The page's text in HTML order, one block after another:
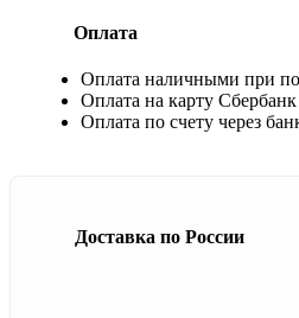
Оплата
Оплата наличными при
Оплата на карту
Оплата по счету через
Доставка по России